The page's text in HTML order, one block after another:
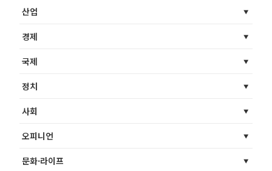
산업
경제
국제
정치
사회
오피니언
문화·라이프